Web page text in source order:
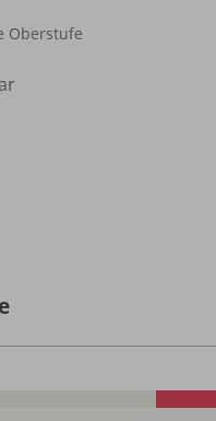
Oberstufe